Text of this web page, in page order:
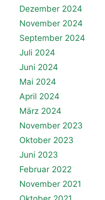
Dezember 2024
November 2024
September 2024
Juli 2024
Juni 2024
Mai 2024
April 2024
März 2024
November 2023
Oktober 2023
Juni 2023
Februar 2022
November 2021